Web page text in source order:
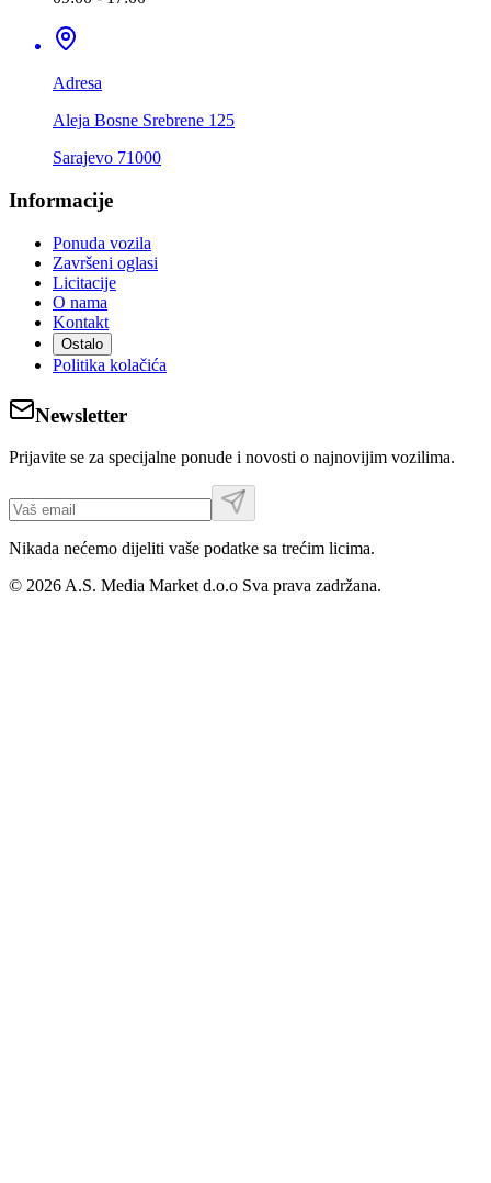
Adresa
Aleja Bosne Srebrene 125
Sarajevo 71000
Informacije
Ponuda vozila
Završeni oglasi
Licitacije
O nama
Kontakt
Ostalo
Politika kolačića
Newsletter
Prijavite se za specijalne ponude i novosti o najnovijim vozilima.
Nikada nećemo dijeliti vaše podatke sa trećim licima.
© 2026 A.S. Media Market d.o.o Sva prava zadržana.